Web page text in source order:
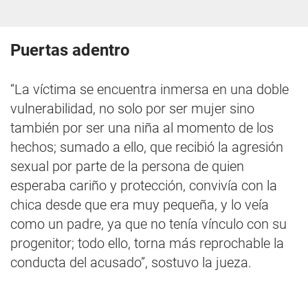
Puertas adentro
“La víctima se encuentra inmersa en una doble
vulnerabilidad, no solo por ser mujer sino
también por ser una niña al momento de los
hechos; sumado a ello, que recibió la agresión
sexual por parte de la persona de quien
esperaba cariño y protección, convivía con la
chica desde que era muy pequeña, y lo veía
como un padre, ya que no tenía vínculo con su
progenitor; todo ello, torna más reprochable la
conducta del acusado”, sostuvo la jueza.